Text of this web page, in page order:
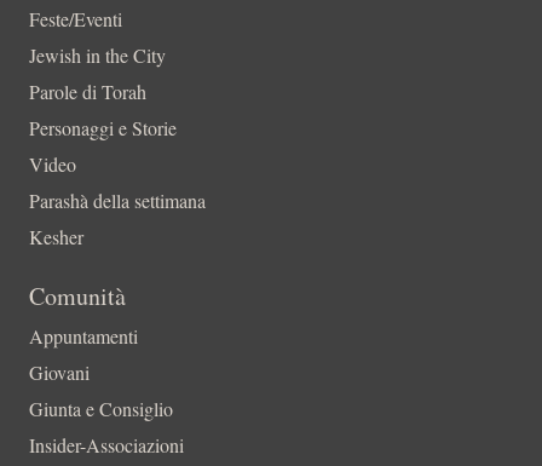
Feste/Eventi
Jewish in the City
Parole di Torah
Personaggi e Storie
Video
Parashà della settimana
Kesher
Comunità
Appuntamenti
Giovani
Giunta e Consiglio
Insider-Associazioni